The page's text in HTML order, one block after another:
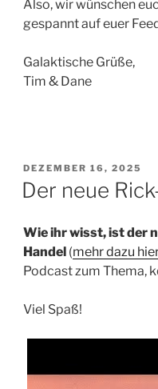
Also, wir wünschen
gespannt auf euer
Galaktische Grüße,
Tim & Dane
VERÖFFENTLICHT
AM
DEZEMBER 16, 2025
Der neue
Wie ihr wisst, ist der
Handel (mehr dazu
Podcast zum Thema,
Viel Spaß!